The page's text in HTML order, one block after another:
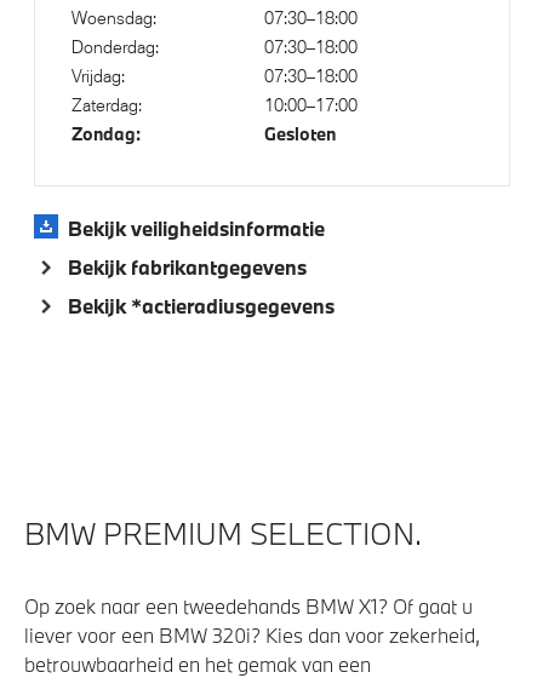
Woensdag:
07:30–18:00
Donderdag:
07:30–18:00
Vrijdag:
07:30–18:00
Zaterdag:
10:00–17:00
Zondag: Gesloten
Bekijk veiligheidsinformatie
Bekijk fabrikantgegevens
Bekijk *actieradiusgegevens
BMW PREMIUM SELECTION.
Op zoek naar een tweedehands BMW X1? Of gaat u
liever voor een BMW 320i? Kies dan voor zekerheid,
betrouwbaarheid en het gemak van een